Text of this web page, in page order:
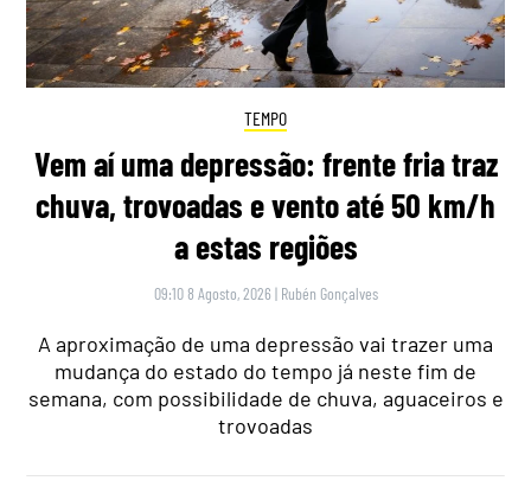
TEMPO
Vem aí uma depressão: frente fria traz
chuva, trovoadas e vento até 50 km/h
a estas regiões
09:10 8 Agosto, 2026 | Rubén Gonçalves
A aproximação de uma depressão vai trazer uma
mudança do estado do tempo já neste fim de
semana, com possibilidade de chuva, aguaceiros e
trovoadas